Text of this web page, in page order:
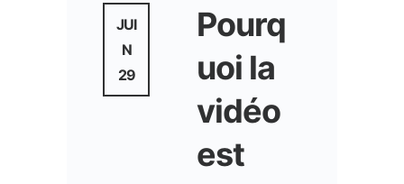
JUI
N
29
Pourq
uoi la
vidéo
est